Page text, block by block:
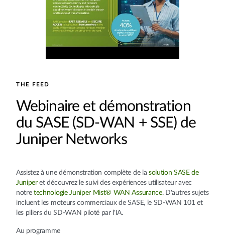
THE FEED
Webinaire et démonstration
du SASE (SD-WAN + SSE) de
Juniper Networks
Assistez à une démonstration complète de la solution SASE de
Juniperet découvrez le suivi des expériences utilisateur avec
notretechnologie Juniper Mist® WAN Assurance. D'autres sujets
incluent les moteurs commerciaux de SASE, le SD-WAN 101 et
les piliers du SD-WAN piloté par l'IA.
Au programme